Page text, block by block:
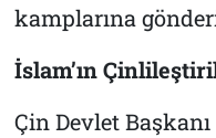
kamplarına
İslam’ın
Çin Devlet